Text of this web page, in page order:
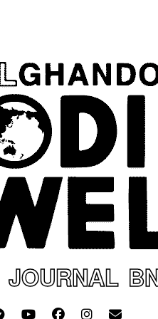
JOURNAL